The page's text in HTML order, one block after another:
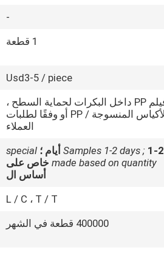
-
1 قطعة
Usd3-5 / piece
فيلم PP داخل البكرات لحماية السطح ،
الأكياس المنسوجة / PP أو وفقًا لطلبات
العملاء
Samples 1-2 days ; 1-2 أيام ؛
special
made based on quantity خاص على
أساس ال
L / C ، T / T
400000 قطعة في الشهر